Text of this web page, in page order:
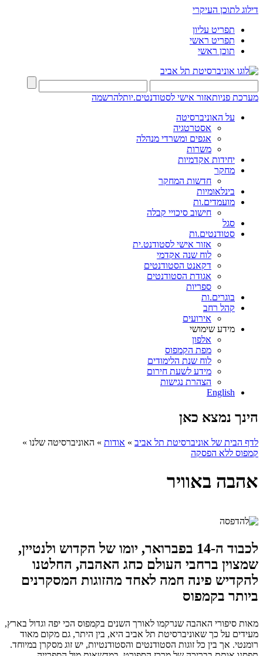
דילוג לתוכן העיקרי
תפריט עליון
תפריט ראשי
תוכן ראשי
מערכת פניותאזור אישי לסטודנטים.יותלהרשמה
על האוניברסיטה
אסטרטגיה
אגפים ומשרדי מנהלה
משרות
יחידות אקדמיות
מחקר
חדשות המחקר
בינלאומיות
מועמדים.ות
חישוב סיכויי קבלה
סגל
סטודנטים.ות
אזור אישי לסטודנט.ית
לוח שנה אקדמי
דקאנט הסטודנטים
אגודת הסטודנטים
ספריות
בוגרים.ות
קהל רחב
אירועים
מידע שימושי
אלפון
מפת הקמפוס
לוח שנת הלימודים
מידע לשעת חירום
הצהרת נגישות
English
הינך נמצא כאן
לדף הבית של אוניברסיטת תל אביב » אודות » האוניברסיטה שלנו »
קמפוס ללא הפסקה
אהבה באוויר
לכבוד
ה-14 בפברואר, יומו של הקדוש ולנטיין,
שמצוין ברחבי העולם כחג האהבה, החלטנו
להקדיש פינה חמה לאחד מהזוגות המסקרנים
ביותר בקמפוס
מאות סיפורי האהבה שנרקמו לאורך השנים בקמפוס הכי יפה וגדול בארץ,
מעידים על כך שאוניברסיטת תל אביב היא, בין היתר, גם מקום מאוד
רומנטי. אך בין כל זוגות הסטודנטים והסטודנטיות, יש זוג מסקרן במיוחד.